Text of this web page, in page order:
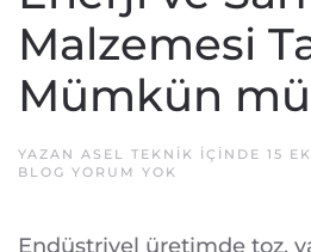
Malzemesi
Mümkün
YAZAN ASEL TEKNIK IÇINDE 15
BLOG YORUM YOK
TUZAĞI:
Endüstriyel üretimde toz,